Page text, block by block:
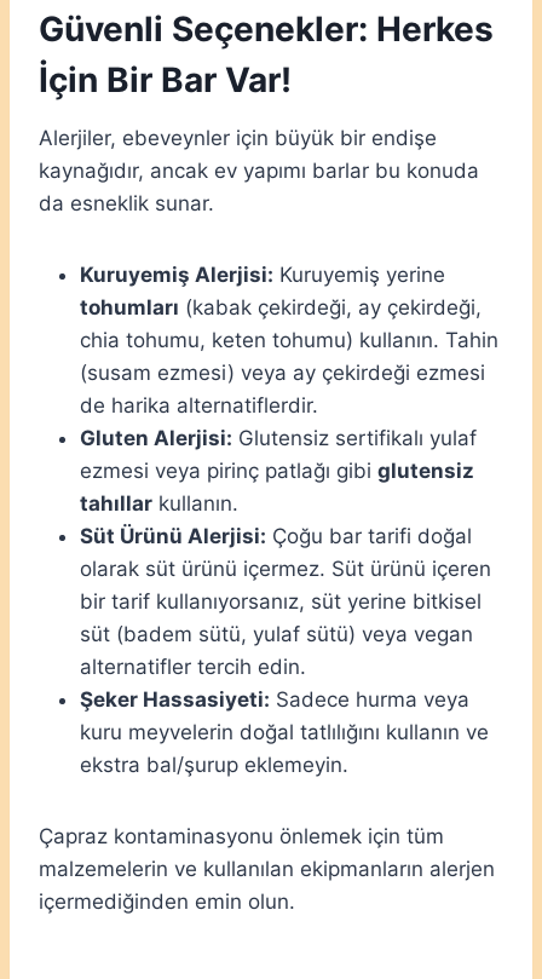
Güvenli Seçenekler: Herkes
İçin Bir Bar Var!
Alerjiler, ebeveynler için büyük bir endişe
kaynağıdır, ancak ev yapımı barlar bu konuda
da esneklik sunar.
Kuruyemiş Alerjisi: Kuruyemiş yerine
tohumları (kabak çekirdeği, ay çekirdeği,
chia tohumu, keten tohumu) kullanın. Tahin
(susam ezmesi) veya ay çekirdeği ezmesi
de harika alternatiflerdir.
Gluten Alerjisi: Glutensiz sertifikalı yulaf
ezmesi veya pirinç patlağı gibi glutensiz
tahıllar kullanın.
Süt Ürünü Alerjisi: Çoğu bar tarifi doğal
olarak süt ürünü içermez. Süt ürünü içeren
bir tarif kullanıyorsanız, süt yerine bitkisel
süt (badem sütü, yulaf sütü) veya vegan
alternatifler tercih edin.
Şeker Hassasiyeti: Sadece hurma veya
kuru meyvelerin doğal tatlılığını kullanın ve
ekstra bal/şurup eklemeyin.
Çapraz kontaminasyonu önlemek için tüm
malzemelerin ve kullanılan ekipmanların alerjen
içermediğinden emin olun.